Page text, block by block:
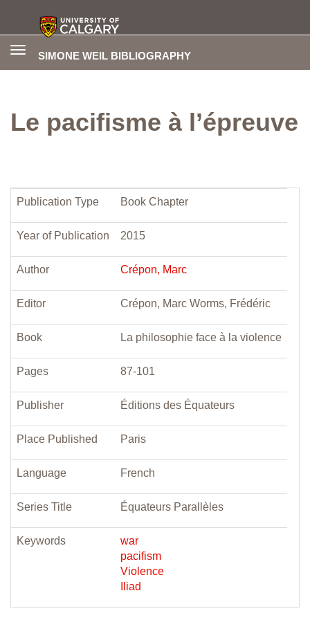
SIMONE WEIL BIBLIOGRAPHY
Toggle
Le pacifisme à l’épreuve
Publication Type Book Chapter
Year of Publication 2015
Author Crépon, Marc
Editor Crépon, Marc Worms, Frédéric
Book La philosophie face à la violence
Pages 87-101
Publisher Éditions des Équateurs
Place Published Paris
Language French
Series Title Équateurs Parallèles
Keywords
war
pacifism
Violence
Iliad